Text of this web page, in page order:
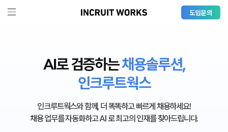
도입문의
AI로 검증하는채용솔루션,
인크루트웍스
인크루트웍스와 함께, 더 똑똑하고 빠르게 채용하세요!
채용 업무를 자동화하고 AI 로 최고의 인재를 찾아드립니다.